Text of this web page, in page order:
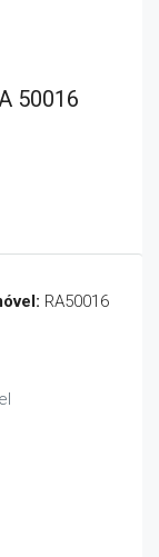
50016
RA50016